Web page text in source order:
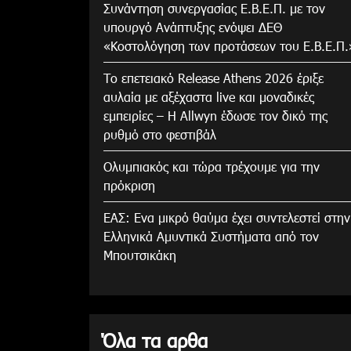
Συνάντηση συνεργασίας Ε.Β.Ε.Π. με τον
υπουργό Ανάπτυξης ενόψει ΔΕΘ
«Κοστολόγηση των προτάσεων του
Το επετειακό Release Athens 2026 έριξε
αυλαία με αξέχαστα live και μοναδικές
εμπειρίες – Η Allwyn έδωσε τον δικό της
ρυθμό στο φεστιβάλ
Ολυμπιακός και τώρα τρέχουμε για την
πρόκριση
ΕΑΣ: Ενα μικρό θαύμα έχει συντελεστεί στην
Ελληνικά Αμυντικά Συστήματα από τον
Μπουτσικάκη
Όλα τα αρθα